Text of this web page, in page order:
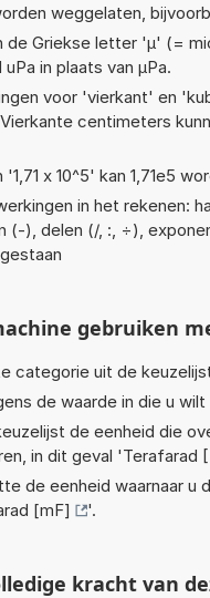
weggelaten,
de Griekse letter 'µ' (=
in plaats van µPa.
voor 'vierkant' en
centimeters
'1,71 x 10^5' kan 1,71e5
in het rekenen:
(-), delen (/, :, ÷),
gebruiken
categorie uit de
de waarde in die u
de eenheid die
in dit geval 'Terafarad
de eenheid waarnaar
[mF] '.
kracht van